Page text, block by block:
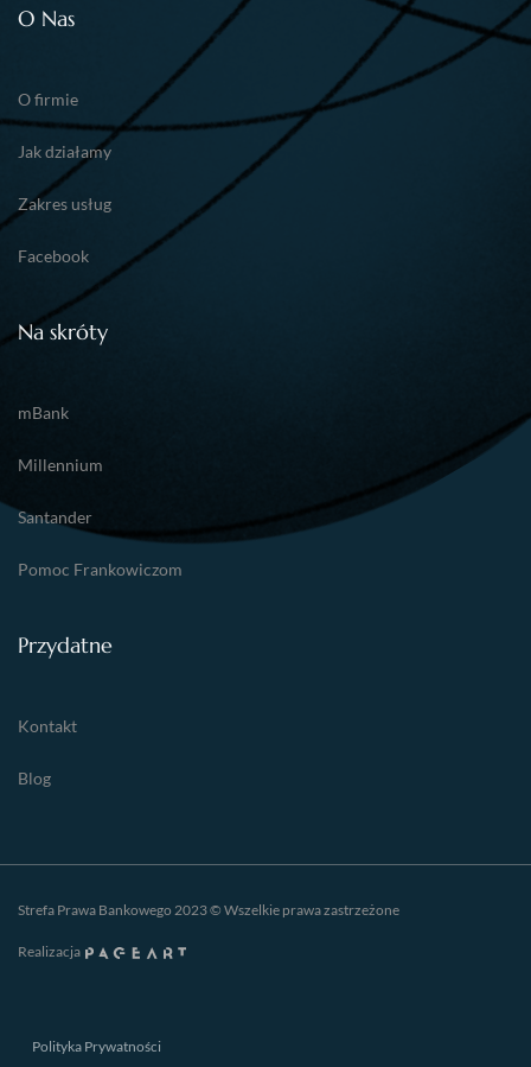
O Nas
O firmie
Jak działamy
Zakres usług
Facebook
Na skróty
mBank
Millennium
Santander
Pomoc Frankowiczom
Przydatne
Kontakt
Blog
Strefa Prawa Bankowego 2023 © Wszelkie prawa zastrzeżone
Realizacja
Polityka Prywatności